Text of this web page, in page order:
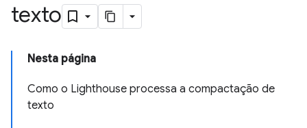
texto
Nesta página
Como o Lighthouse processa a compactação de
texto